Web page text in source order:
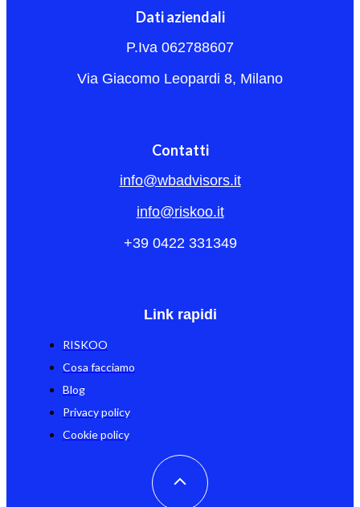
Dati aziendali
P.Iva 062788607
Via Giacomo Leopardi 8, Milano
Contatti
info@wbadvisors.it
info@riskoo.it
+39 0422 331349
Link rapidi
RISKOO
Cosa facciamo
Blog
Privacy policy
Cookie policy